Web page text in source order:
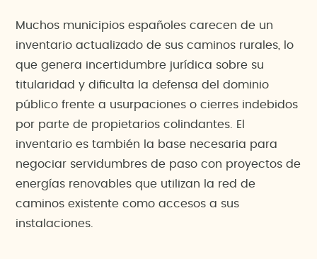
Muchos municipios españoles carecen de un
inventario actualizado de sus caminos rurales, lo
que genera incertidumbre jurídica sobre su
titularidad y dificulta la defensa del dominio
público frente a usurpaciones o cierres indebidos
por parte de propietarios colindantes. El
inventario es también la base necesaria para
negociar servidumbres de paso con proyectos de
energías renovables que utilizan la red de
caminos existente como accesos a sus
instalaciones.